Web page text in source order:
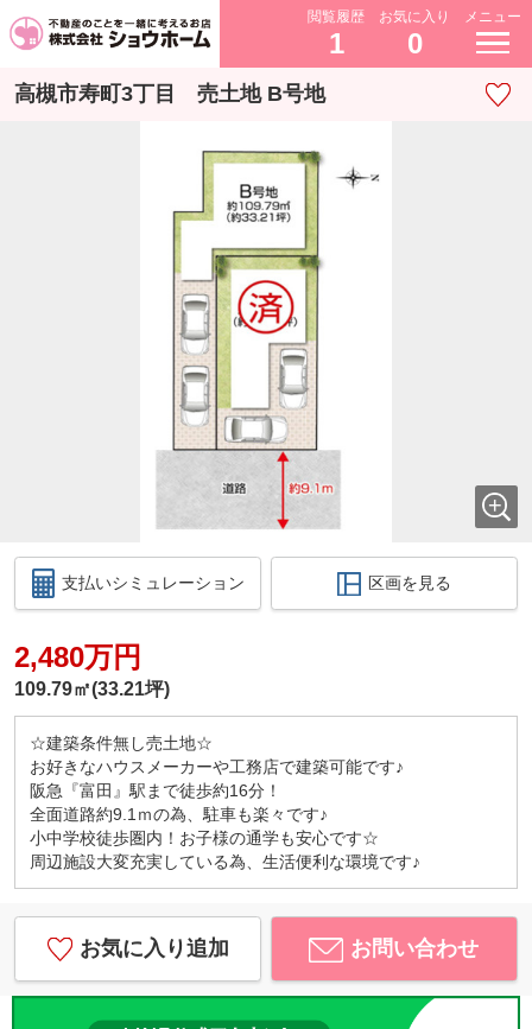
閲覧履歴
1
お気に入り
0
メニュー
高槻市寿町3丁目 売土地 B号地
支払いシミュレーション 区画を見る
2,480万円
109.79㎡(33.21坪)
☆建築条件無し売土地☆
お好きなハウスメーカーや工務店で建築可能です♪
阪急『富田』駅まで徒歩約16分！
全面道路約9.1ｍの為、駐車も楽々です♪
小中学校徒歩圏内！お子様の通学も安心です☆
周辺施設大変充実している為、生活便利な環境です♪
お気に入り追加 お問い合わせ